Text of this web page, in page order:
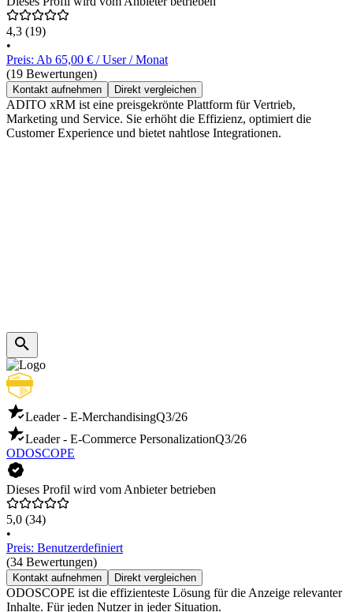
4,3 (19)
•
Preis: Ab 65,00 € / User / Monat
(19 Bewertungen)
Kontakt aufnehmen Direkt vergleichen
ADITO xRM ist eine preisgekrönte Plattform für Vertrieb,
Marketing und Service. Sie erhöht die Effizienz, optimiert die
Customer Experience und bietet nahtlose Integrationen.
Leader - E-MerchandisingQ3/26
Leader - E-Commerce PersonalizationQ3/26
ODOSCOPE
Dieses Profil wird vom Anbieter betrieben
5,0 (34)
•
Preis: Benutzerdefiniert
(34 Bewertungen)
Kontakt aufnehmen Direkt vergleichen
ODOSCOPE ist die effizienteste Lösung für die Anzeige relevanter
Inhalte. Für jeden Nutzer in jeder Situation.